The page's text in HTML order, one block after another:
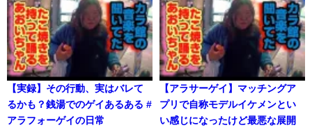
【実録】その行動、実はバレて
るかも？銭湯でのゲイあるある #
アラフォーゲイの日常
【アラサーゲイ】マッチングア
プリで自称モデルイケメンとい
い感じになったけど最悪な展開